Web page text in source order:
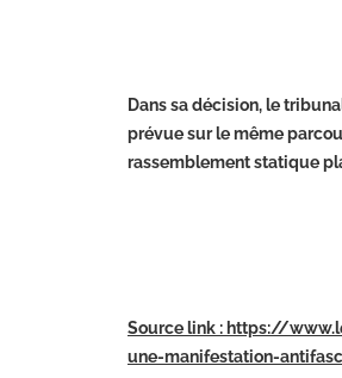
Dans sa décision, le
prévue sur le même
rassemblement statique
Source link : https://
une-manifestation-